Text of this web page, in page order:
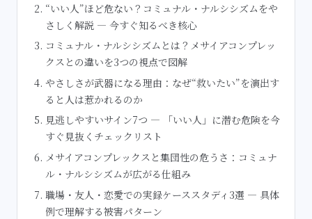
“いい人”ほど危ない？コミュナル・ナルシシズムをや
さしく解説 — 今すぐ知るべき核心
コミュナル・ナルシシズムとは？メサイアコンプレッ
クスとの違いを3つの視点で図解
やさしさが武器になる理由：なぜ“救いたい”を演出す
ると人は惹かれるのか
見逃しやすいサイン7つ — 「いい人」に潜む危険を今
すぐ見抜くチェックリスト
メサイアコンプレックスと集団性の危うさ：コミュナ
ル・ナルシシズムが広がる仕組み
職場・友人・恋愛での実録ケーススタディ3選 — 具体
例で理解する被害パターン